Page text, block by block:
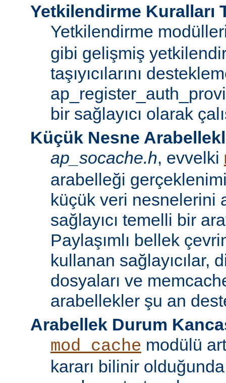
Yetkilendirme Kuralları
Yetkilendirme
gibi gelişmiş
taşıyıcılarını
bir sağlayıcı olarak
Küçük Nesne
ap_socache.h, evvelki
arabelleği
küçük veri nesnelerini
sağlayıcı temelli bir
Paylaşımlı bellek
kullanan sağlayıcılar,
dosyaları ve
arabellekler şu an
Arabellek Durum
mod_cache modülü
kararı bilinir